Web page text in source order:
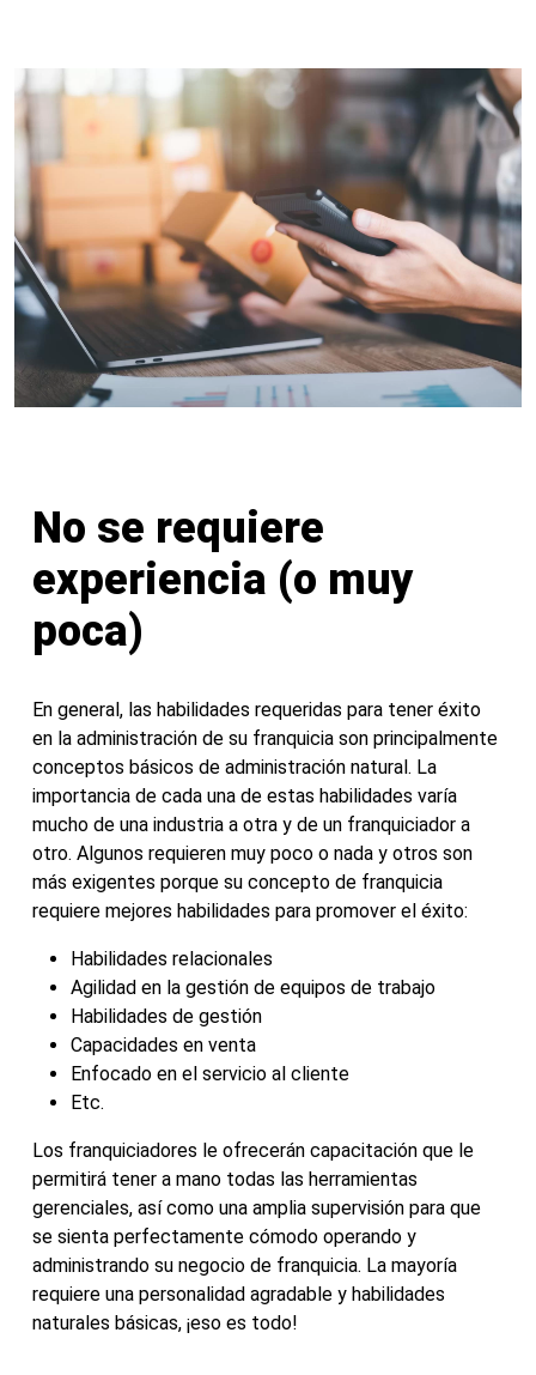
No se requiere
experiencia (o muy
poca)
En general, las habilidades requeridas para tener éxito
en la administración de su franquicia son principalmente
conceptos básicos de administración natural. La
importancia de cada una de estas habilidades varía
mucho de una industria a otra y de un franquiciador a
otro. Algunos requieren muy poco o nada y otros son
más exigentes porque su concepto de franquicia
requiere mejores habilidades para promover el éxito:
Habilidades relacionales
Agilidad en la gestión de equipos de trabajo
Habilidades de gestión
Capacidades en venta
Enfocado en el servicio al cliente
Etc.
Los franquiciadores le ofrecerán capacitación que le
permitirá tener a mano todas las herramientas
gerenciales, así como una amplia supervisión para que
se sienta perfectamente cómodo operando y
administrando su negocio de franquicia. La mayoría
requiere una personalidad agradable y habilidades
naturales básicas, ¡eso es todo!